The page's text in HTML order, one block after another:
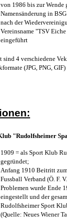
von 1986 bis zur Wende
Namensänderung in
nach der
Vereinsname "TSV
eingeführt
sind 4 verschiedene
(JPG, PNG, GIF)
"Rudolfsheimer
1909 = als Sport Klub
gegründet;
Anfang 1910 Beitritt
Fussball Verband (Ö. F.
Problemen wurde Ende
eingestellt und der
Rudolfsheimer Sport
(Quelle: Neues Wiener